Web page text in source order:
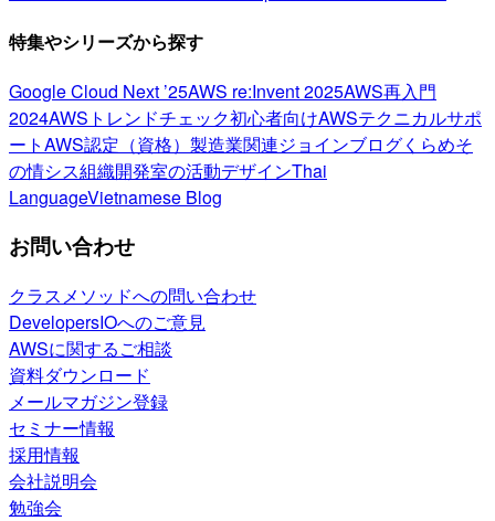
特集やシリーズから探す
Google Cloud Next ’25AWS re:Invent 2025AWS再入門
2024AWSトレンドチェック初心者向けAWSテクニカルサポ
ートAWS認定（資格） 製造業関連ジョインブログくらめそ
の情シス組織開発室の活動デザインThai
LanguageVietnamese Blog
お問い合わせ
クラスメソッドへの問い合わせ
DevelopersIOへのご意見
AWSに関するご相談
資料ダウンロード
メールマガジン登録
セミナー情報
採用情報
会社説明会
勉強会